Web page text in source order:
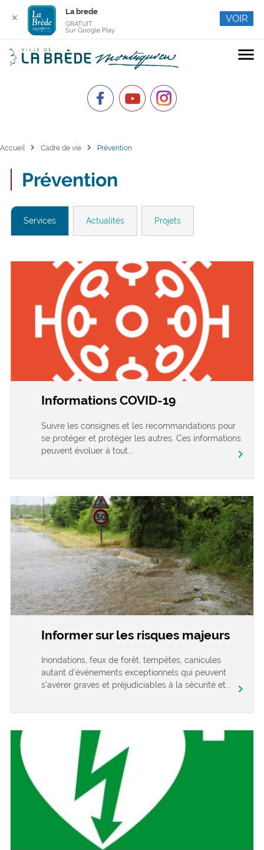
menu
Accueil chevron_right Cadre de vie chevron_right Prévention
Prévention
Services Actualités Projets
Informations COVID-19
Suivre les consignes et les recommandations pour
se protéger et protéger les autres. Ces informations
peuvent évoluer à tout...
chevron_right
Informer sur les risques majeurs
Inondations, feux de forêt, tempêtes, canicules
autant d’événements exceptionnels qui peuvent
s’avérer graves et préjudiciables à la sécurité et...
chevron_right
✕
La brede
GRATUIT
Sur Google Play
VOIR